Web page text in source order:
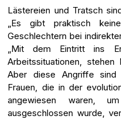
Lästereien und Tratsch
„Es gibt praktisch
Geschlechtern bei
„Mit dem Eintritt ins
Arbeitssituationen, stehen
Aber diese Angriffe
Frauen, die in der
angewiesen waren,
ausgeschlossen wurde,